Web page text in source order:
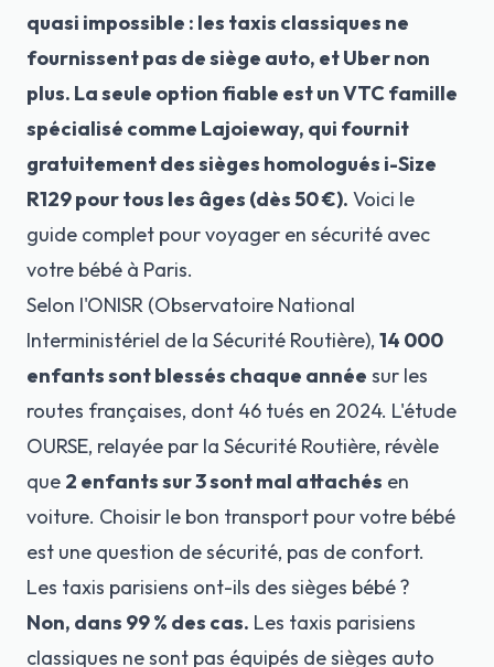
quasi impossible : les taxis classiques ne
fournissent pas de siège auto, et Uber non
plus. La seule option fiable est un VTC famille
spécialisé comme Lajoieway, qui fournit
gratuitement des sièges homologués i-Size
R129 pour tous les âges (dès 50 €). Voici le
guide complet pour voyager en sécurité avec
votre bébé à Paris.
Selon l'ONISR (Observatoire National
Interministériel de la Sécurité Routière), 14 000
enfants sont blessés chaque année sur les
routes françaises, dont 46 tués en 2024. L'étude
OURSE, relayée par la Sécurité Routière, révèle
que 2 enfants sur 3 sont mal attachés en
voiture. Choisir le bon transport pour votre bébé
est une question de sécurité, pas de confort.
Les taxis parisiens ont-ils des sièges bébé ?
Non, dans 99 % des cas. Les taxis parisiens
classiques ne sont pas équipés de sièges auto